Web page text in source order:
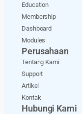
Education
Membership
Dashboard
Modules
Perusahaan
Tentang Kami
Support
Artikel
Kontak
Hubungi Kami